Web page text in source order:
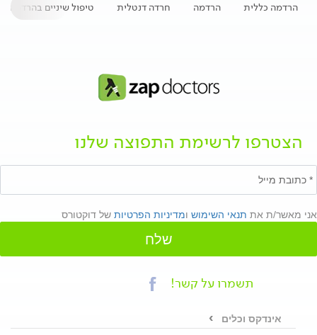
הרדמה כללית הרדמה חרדה דנטלית טיפול שיניים בהרדמה
הצטרפו לרשימת התפוצה שלנו
אני מאשר/ת את תנאי השימוש ומדיניות הפרטיות של דוקטורס
שלח
תשמרו על קשר!
אינדקס וכלים